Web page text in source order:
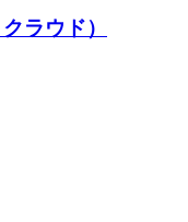
ラウド）